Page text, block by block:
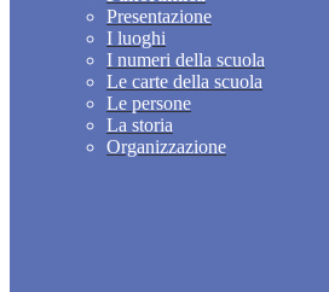
Presentazione
I luoghi
I numeri della scuola
Le carte della scuola
Le persone
La storia
Organizzazione